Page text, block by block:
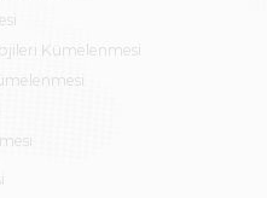
Kümelenmesi